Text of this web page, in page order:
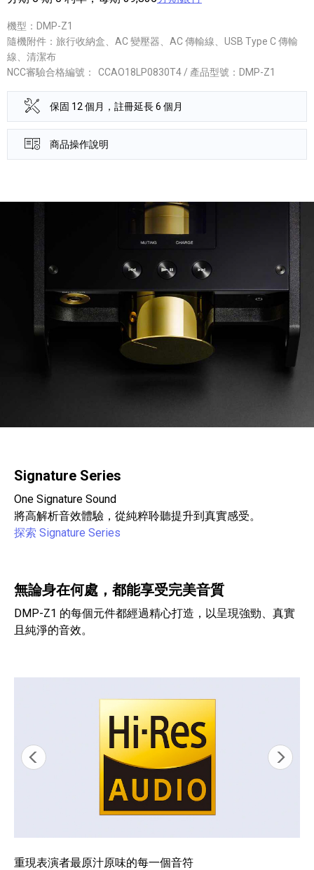
機型：DMP-Z1
隨機附件：旅行收納盒、AC 變壓器、AC 傳輸線、USB Type C 傳輸
線、清潔布
NCC審驗合格編號：
CCAO18LP0830T4 / 產品型號：DMP-Z1
保固 12 個月，註冊延長 6 個月
商品操作說明
產品資訊詳細資訊
Signature Series
One Signature Sound
將高解析音效體驗，從純粹聆聽提升到真實感受。
探索 Signature Series
無論身在何處，都能享受完美音質
DMP-Z1 的每個元件都經過精心打造，以呈現強勁、真實
且純淨的音效。
重現表演者最原汁原味的每一個音符